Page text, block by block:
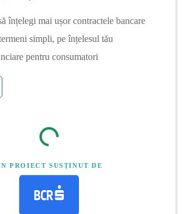
înțelegi mai ușor contractele bancare
simpli, pe înțelesul tău
pentru consumatori
PROIECT SUSȚINUT DE